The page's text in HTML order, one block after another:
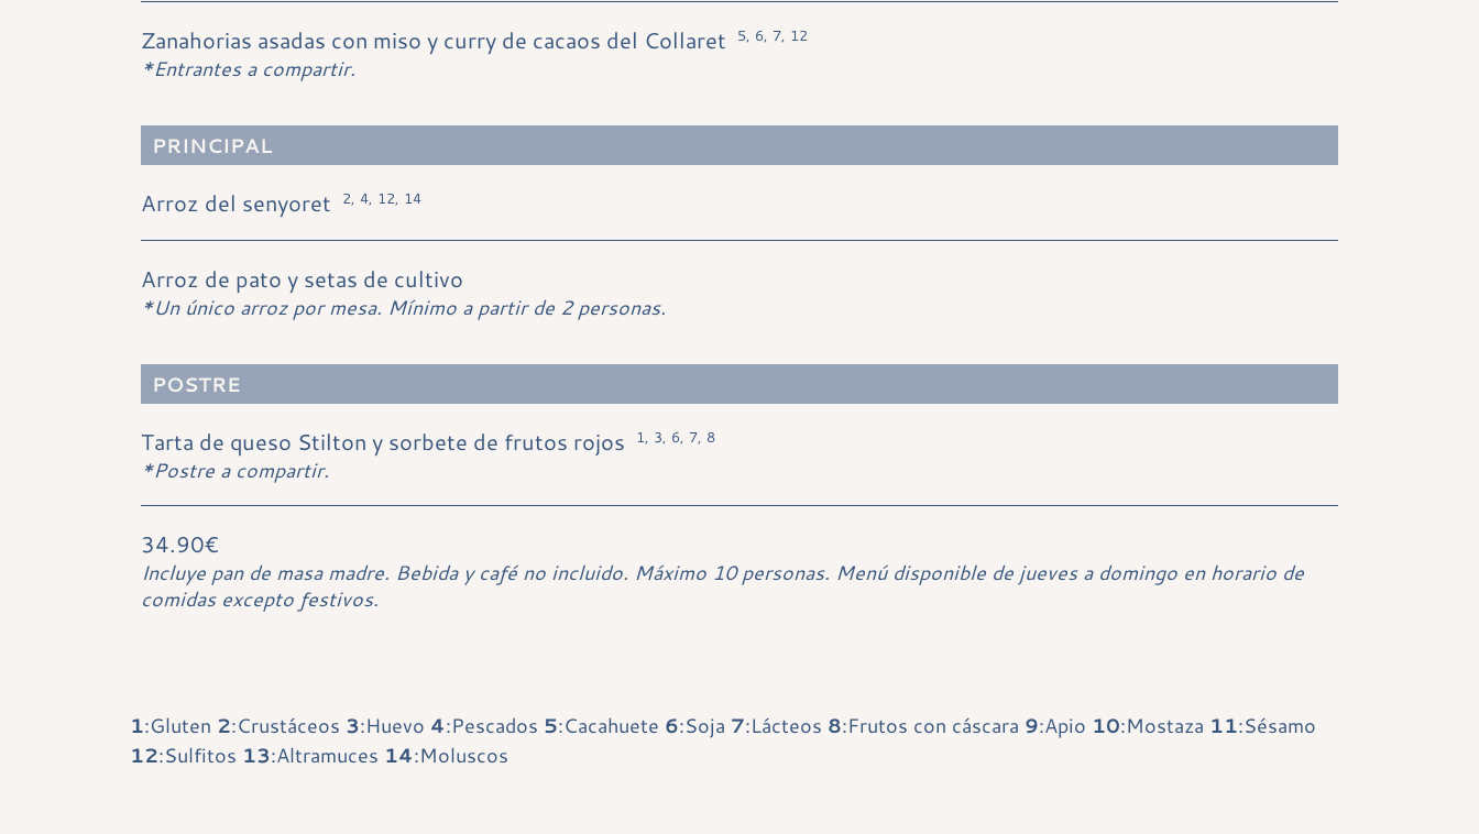
Zanahorias asadas con miso y curry de cacaos del Collaret 5, 6, 7, 12
*Entrantes a compartir.
PRINCIPAL
Arroz del senyoret 2, 4, 12, 14
Arroz de pato y setas de cultivo
*Un único arroz por mesa. Mínimo a partir de 2 personas.
POSTRE
Tarta de queso Stilton y sorbete de frutos rojos 1, 3, 6, 7, 8
*Postre a compartir.
34.90€
Incluye pan de masa madre. Bebida y café no incluido. Máximo 10 personas. Menú disponible de jueves a domingo en horario de
comidas excepto festivos.
1:Gluten 2:Crustáceos 3:Huevo 4:Pescados 5:Cacahuete 6:Soja 7:Lácteos 8:Frutos con cáscara 9:Apio 10:Mostaza 11:Sésamo
12:Sulfitos 13:Altramuces 14:Moluscos